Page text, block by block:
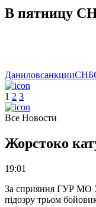
В пятницу
Даниловсанкции
1 2 3
Все Новости
Жорстоко
19:01
За сприяння ГУР МО
підозру трьом